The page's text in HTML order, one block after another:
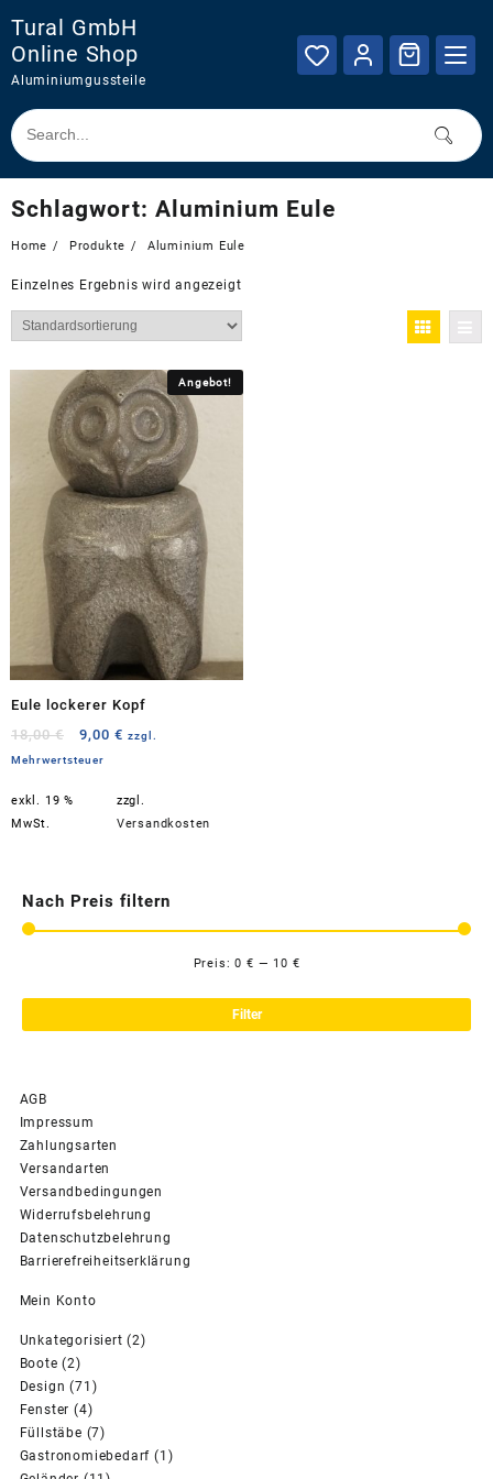
content
Tural GmbH
Online Shop
Aluminiumgussteile
Schlagwort: Aluminium Eule
Home Produkte Aluminium Eule
Einzelnes Ergebnis wird angezeigt
Angebot!
Eule lockerer Kopf
18,00€
Ursprünglicher
Preis
18,00 €
9,00 € Aktueller
9,00 €.
zzgl.
Mehrwertsteuer
exkl. 19 %
MwSt.
zzgl.
Versandkosten
Nach Preis filtern
Filter
Preis:0 € — 10 €
AGB
Impressum
Zahlungsarten
Versandarten
Versandbedingungen
Widerrufsbelehrung
Datenschutzbelehrung
Barrierefreiheitserklärung
Mein Konto
Unkategorisiert 22
Boote 22
Produkte
Design 71 71
Produkte
Fenster 44
Produkte
Füllstäbe 77
Produkte
Gastronomiebedarf 1 1